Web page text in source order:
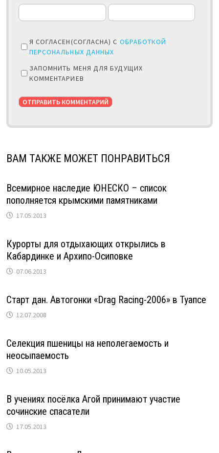
Я СОГЛАСЕН(СОГЛАСНА) С ОБРАБОТКОЙ
ПЕРСОНАЛЬНЫХ ДАННЫХ
ЗАПОМНИТЬ МЕНЯ ДЛЯ БУДУЩИХ
КОММЕНТАРИЕВ
ВАМ ТАКЖЕ МОЖЕТ ПОНРАВИТЬСЯ
Всемирное наследие ЮНЕСКО – список
пополняется крымскими памятниками
17.05.2013
Курорты для отдыхающих открылись в
Кабардинке и Архипо-Осиповке
07.06.2013
Старт дан. Автогонки «Drag Racing-2006» в Туапсе
12.07.2008
Селекция пшеницы на неполегаемость и
неосыпаемость
10.05.2013
В учениях посёлка Агой принимают участие
сочинские спасатели
17.05.2013